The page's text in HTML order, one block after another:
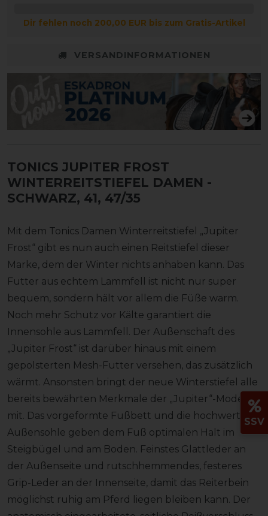
Dir fehlen noch 200,00 EUR bis zum Gratis-Artikel
VERSANDINFORMATIONEN
TONICS JUPITER FROST
WINTERREITSTIEFEL DAMEN -
SCHWARZ, 41, 47/35
Mit dem Tonics Damen Winterreitstiefel „Jupiter
Frost“ gibt es nun auch einen Reitstiefel dieser
Marke, dem der Winter nichts anhaben kann. Das
Futter aus echtem Lammfell ist nicht nur super
bequem, sondern hält vor allem die Füße warm.
Noch mehr Schutz vor Kälte garantiert die
Innensohle aus Lammfell. Der Außenschaft des
„Jupiter Frost“ ist darüber hinaus mit einem
gepolsterten Mesh-Futter versehen, das zusätzlich
wärmt. Ansonsten bringt der neue Winterstiefel alle
bereits bewährten Merkmale der „Jupiter“-Modelle
mit. Das vorgeformte Fußbett und die hochwertige
Außensohle geben dem Fuß optimalen Halt im
Steigbügel und am Boden. Feinstes Glattleder an
der Außenseite und rutschhemmendes, festeres
Grip-Leder an der Innenseite, damit das Reiterbein
möglichst ruhig am Pferd liegen bleiben kann. Der
SSV